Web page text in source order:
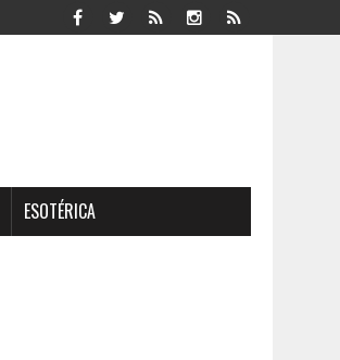
ESOTÉRICA